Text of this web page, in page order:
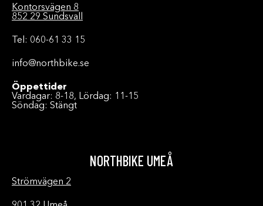
Kontorsvägen 8
852 29 Sundsvall
Tel: 060-61 33 15
info@northbike.se
Öppettider
Vardagar: 8-18, Lördag: 11-15
Söndag: Stängt
NORTHBIKE UMEÅ
Strömvägen 2